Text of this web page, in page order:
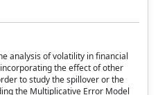
analysis of volatility in financial
the effect of other
to study the spillover or the
the Multiplicative Error Model